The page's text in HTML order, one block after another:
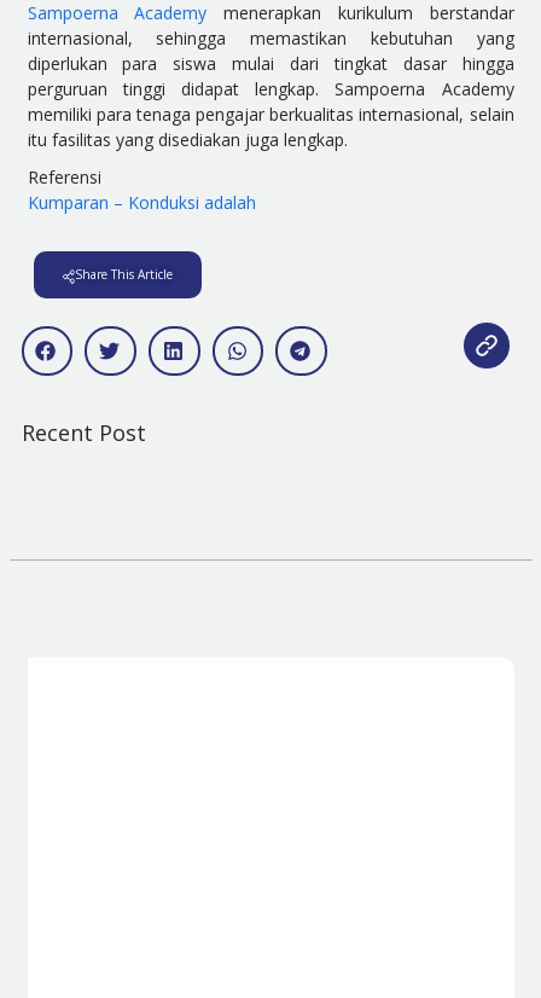
Sampoerna Academy menerapkan kurikulum berstandar
internasional, sehingga memastikan kebutuhan yang
diperlukan para siswa mulai dari tingkat dasar hingga
perguruan tinggi didapat lengkap. Sampoerna Academy
memiliki para tenaga pengajar berkualitas internasional, selain
itu fasilitas yang disediakan juga lengkap.
Referensi
Kumparan – Konduksi adalah
Share This Article
Recent Post